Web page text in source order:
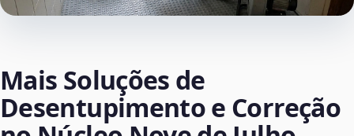
Mais Soluções de
Desentupimento e Correção